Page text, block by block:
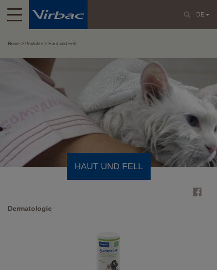
DE
Home Produkte Haut und Fell
HAUT UND FELL
Dermatologie